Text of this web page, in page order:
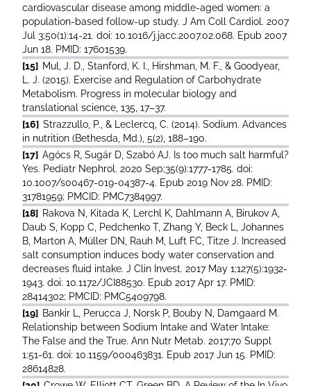
cardiovascular disease among middle-aged women: a
population-based follow-up study. J Am Coll Cardiol. 2007
Jul 3;50(1):14-21. doi: 10.1016/j.jacc.2007.02.068. Epub 2007
Jun 18. PMID: 17601539.
[15] Mul, J. D., Stanford, K. I., Hirshman, M. F., & Goodyear,
L. J. (2015). Exercise and Regulation of Carbohydrate
Metabolism. Progress in molecular biology and
translational science, 135, 17–37.
[16] Strazzullo, P., & Leclercq, C. (2014). Sodium. Advances
in nutrition (Bethesda, Md.), 5(2), 188–190.
[17] Agócs R, Sugár D, Szabó AJ. Is too much salt harmful?
Yes. Pediatr Nephrol. 2020 Sep;35(9):1777-1785. doi:
10.1007/s00467-019-04387-4. Epub 2019 Nov 28. PMID:
31781959; PMCID: PMC7384997.
[18] Rakova N, Kitada K, Lerchl K, Dahlmann A, Birukov A,
Daub S, Kopp C, Pedchenko T, Zhang Y, Beck L, Johannes
B, Marton A, Müller DN, Rauh M, Luft FC, Titze J. Increased
salt consumption induces body water conservation and
decreases fluid intake. J Clin Invest. 2017 May 1;127(5):1932-
1943. doi: 10.1172/JCI88530. Epub 2017 Apr 17. PMID:
28414302; PMCID: PMC5409798.
[19] Bankir L, Perucca J, Norsk P, Bouby N, Damgaard M.
Relationship between Sodium Intake and Water Intake:
The False and the True. Ann Nutr Metab. 2017;70 Suppl
1:51-61. doi: 10.1159/000463831. Epub 2017 Jun 15. PMID:
28614828.